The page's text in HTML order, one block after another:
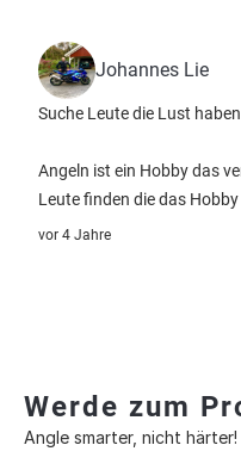
Johannes Lie
Suche Leute die Lust
Angeln ist ein Hobby das
Leute finden die das Hobby
vor 4 Jahre
Werde zum
Angle smarter, nicht härter!